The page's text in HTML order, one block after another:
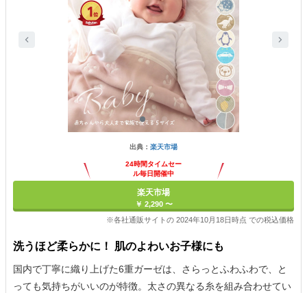
出典： 楽天市場
24時間タイムセー
ル毎日開催中
楽天市場
￥ 2,290 〜
※各社通販サイトの 2024年10月18日時点 での税込価格
洗うほど柔らかに！ 肌のよわいお子様にも
国内で丁寧に織り上げた6重ガーゼは、さらっとふわふわで、と
っても気持ちがいいのが特徴。太さの異なる糸を組み合わせてい